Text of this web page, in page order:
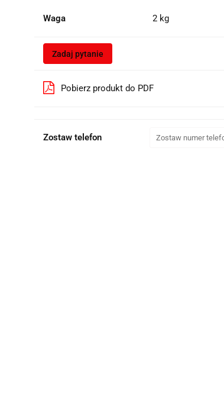
Waga 2 kg
Zadaj pytanie
Pobierz produkt do PDF
Zostaw telefon